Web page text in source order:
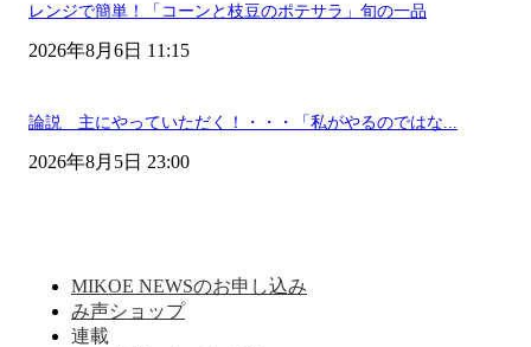
レンジで簡単！「コーンと枝豆のポテサラ」旬の一品
2026年8月6日 11:15
論説 主にやっていただく！・・・「私がやるのではな...
2026年8月5日 23:00
MIKOE NEWSのお申し込み
み声ショップ
連載